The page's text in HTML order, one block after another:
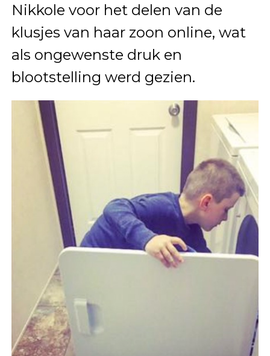
Nikkole voor het delen van de
klusjes van haar zoon online, wat
als ongewenste druk en
blootstelling werd gezien.